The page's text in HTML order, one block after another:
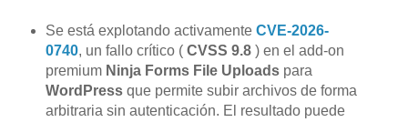
Se está explotando activamente CVE-2026-
0740, un fallo crítico ( CVSS 9.8) en el add-on
premium Ninja Forms File Uploadspara
WordPressque permite subir archivos de forma
arbitraria sin autenticación. El resultado puede